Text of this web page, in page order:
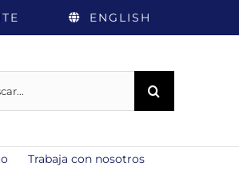
ENGLISH
Trabaja con nosotros